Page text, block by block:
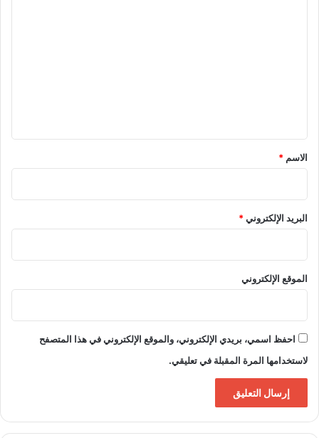
*
الاسم *
البريد الإلكتروني*
الموقع الإلكتروني
احفظ اسمي، بريدي الإلكتروني، والموقع الإلكتروني في هذا المتصفح
لاستخدامها المرة المقبلة في تعليقي.